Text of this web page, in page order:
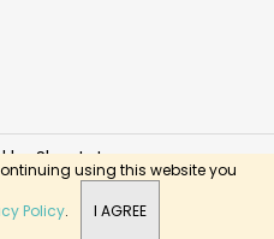
using this website you
Policy. I AGREE
by Shoptet